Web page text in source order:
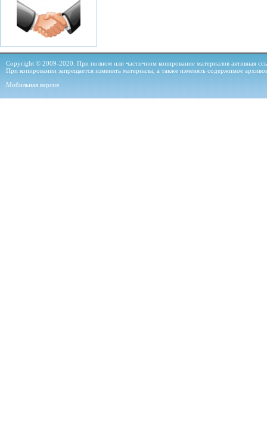
Copyright © 2009-2020. При полном или частичном копирование материалов активная
При копировании запрещается изменять материалы, а также изменять содержимое
Мобильная версия